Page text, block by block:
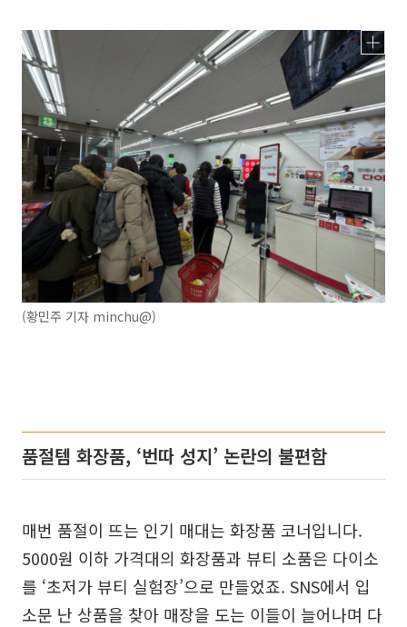
(황민주 기자 minchu@)
품절템 화장품, ‘번따 성지’ 논란의 불편함
매번 품절이 뜨는 인기 매대는 화장품 코너입니다.
5000원 이하 가격대의 화장품과 뷰티 소품은 다이소
를 ‘초저가 뷰티 실험장’으로 만들었죠. SNS에서 입
소문 난 상품을 찾아 매장을 도는 이들이 늘어나며 다